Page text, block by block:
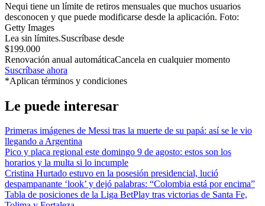
Nequi tiene un límite de retiros mensuales que muchos usuarios
desconocen y que puede modificarse desde la aplicación. Foto:
Getty Images
Lea sin límites.Suscríbase desde
$199.000
Renovación anual automáticaCancela en cualquier momento
Suscríbase ahora
*Aplican términos y condiciones
Le puede interesar
Primeras imágenes de Messi tras la muerte de su papá: así se le vio
llegando a Argentina
Pico y placa regional este domingo 9 de agosto: estos son los
horarios y la multa si lo incumple
Cristina Hurtado estuvo en la posesión presidencial, lució
despampanante ‘look’ y dejó palabras: “Colombia está por encima”
Tabla de posiciones de la Liga BetPlay tras victorias de Santa Fe,